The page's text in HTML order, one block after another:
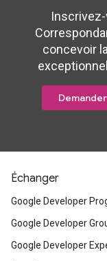
concevoir
Échanger
Google Developer
Google Developer
Google Developer